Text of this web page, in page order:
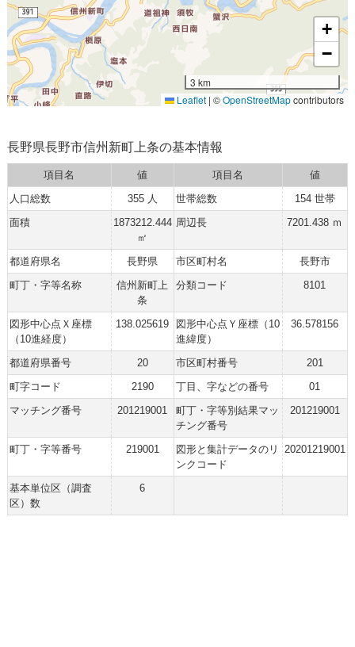
+
−
3 km
Leaflet | ©OpenStreetMapcontributors
長野県長野市信州新町上条の基本情報
項目名 値 項目名
値
人口総数
355 人 世帯総数
154 世帯
面積
1873212.444
㎡
周辺長 7201.438 ｍ
都道府県名 長野県 市区町村名
長野市
町丁・字等名称
信州新町上
条
分類コード 8101
図形中心点Ｘ座標
（10進経度）
138.025619
図形中心点Ｙ座標（10
進緯度）
36.578156
都道府県番号 20 市区町村番号
201
町字コード
2190 丁目、字などの番号
01
マッチング番号
201219001
町丁・字等別結果マッ
チング番号
201219001
町丁・字等番号 219001
図形と集計データのリ
ンクコード
20201219001
基本単位区（調査
区）数
6